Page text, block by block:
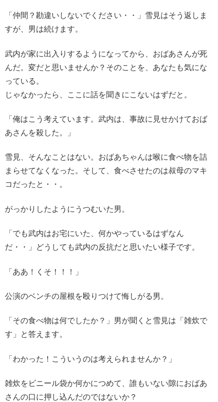
「仲間？勘違いしないでください・・」雪見はそう返しま
すが、男は続けます。
武内が家に出入りするようになってから、おばあさんが死
んだ。変だと思いませんか？そのことを、あなたも気にな
っている。
じゃなかったら、ここに話を聞きにこないはずだと。
「俺はこう考えています。武内は、事故に見せかけておば
あさんを殺した。」
雪見、そんなことはない。おばあちゃんは喉に食べ物を詰
まらせてなくなった。そして、食べさせたのは叔母のマキ
コだったと・・。
がっかりしたようにうつむいた男。
「でも武内はお宅にいた、何かやっているはずなん
だ・・」どうしても武内の反抗だと思いたい様子です。
「ああ！くそ！！！」
公演のベンチの屋根を殴りつけて悔しがる男。
「その食べ物は何でしたか？」男が聞くと雪見は「雑炊で
す」と答えます。
「わかった！こういうのは考えられませんか？」
雑炊をビニール袋か何かにつめて、誰もいない隙におばあ
さんの口に押し込んだのではないか？